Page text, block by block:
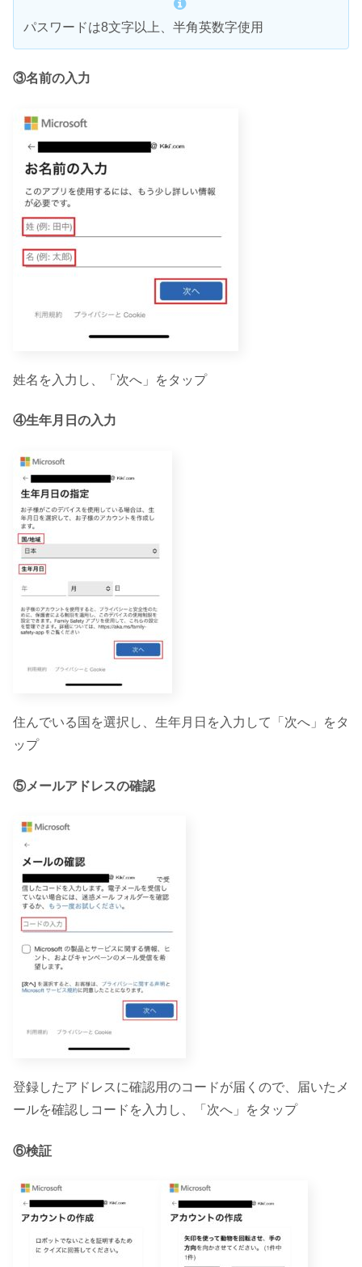
パスワードは8文字以上、半角英数字使用
③名前の入力
姓名を入力し、「次へ」をタップ
④生年月日の入力
住んでいる国を選択し、生年月日を入力して「次へ」をタ
ップ
⑤メールアドレスの確認
登録したアドレスに確認用のコードが届くので、届いたメ
ールを確認しコードを入力し、「次へ」をタップ
⑥検証